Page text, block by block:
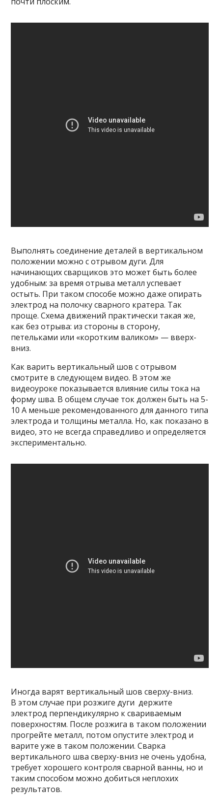
Выполнять соединение деталей в вертикальном
положении можно с отрывом дуги. Для
начинающих сварщиков это может быть более
удобным: за время отрыва металл успевает
остыть. При таком способе можно даже опирать
электрод на полочку сварного кратера. Так
проще. Схема движений практически такая же,
как без отрыва: из стороны в сторону,
петельками или «коротким валиком» — вверх-
вниз.
Как варить вертикальный шов с отрывом
смотрите в следующем видео. В этом же
видеоуроке показывается влияние силы тока на
форму шва. В общем случае ток должен быть на 5-
10 А меньше рекомендованного для данного типа
электрода и толщины металла. Но, как показано в
видео, это не всегда справедливо и определяется
экспериментально.
Иногда варят вертикальный шов сверху-вниз.
В этом случае при розжиге дуги держите
электрод перпендикулярно к свариваемым
поверхностям. После розжига в таком положении
прогрейте металл, потом опустите электрод и
варите уже в таком положении. Сварка
вертикального шва сверху-вниз не очень удобна,
требует хорошего контроля сварной ванны, но и
таким способом можно добиться неплохих
результатов.